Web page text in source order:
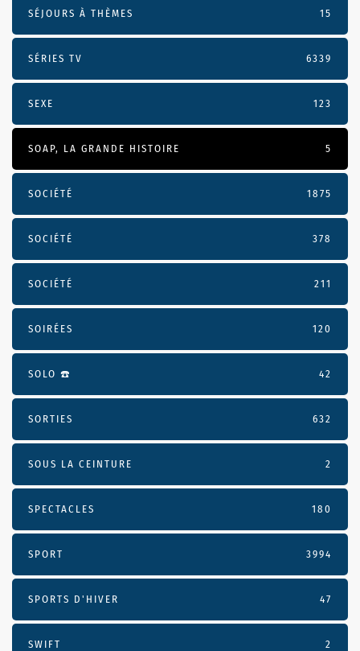
SÉJOURS À THÈMES 15
SÉRIES TV 6339
SEXE 123
SOAP, LA GRANDE HISTOIRE 5
SOCIÉTÉ 1875
SOCIÉTÉ 378
SOCIÉTÉ 211
SOIRÉES 120
SOLO ☎️ 42
SORTIES 632
SOUS LA CEINTURE 2
SPECTACLES 180
SPORT 3994
SPORTS D'HIVER 47
SWIFT 2